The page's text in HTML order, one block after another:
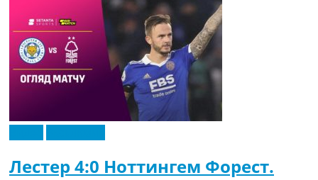
Лестер 4:0 Ноттингем Форест.